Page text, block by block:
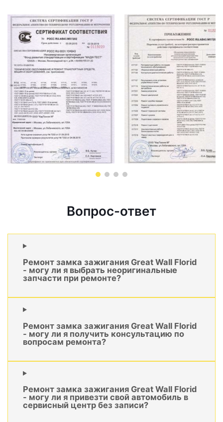
Вопрос-ответ
Ремонт замка зажигания Great Wall Florid
- могу ли я выбрать неоригинальные
запчасти при ремонте?
Ремонт замка зажигания Great Wall Florid
- могу ли я получить консультацию по
вопросам ремонта?
Ремонт замка зажигания Great Wall Florid
- могу ли я привезти свой автомобиль в
сервисный центр без записи?